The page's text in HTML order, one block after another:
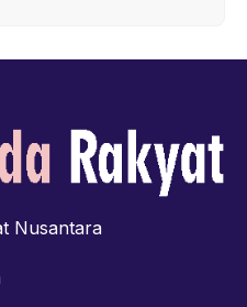
Nusantara